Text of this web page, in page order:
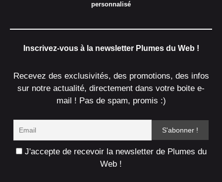
personnalisé
Inscrivez-vous à la newsletter Plumes du Web !
Recevez des exclusivités, des promotions, des infos
sur notre actualité, directement dans votre boite e-
mail ! Pas de spam, promis :)
J'accepte de recevoir la newsletter de Plumes du
Web !